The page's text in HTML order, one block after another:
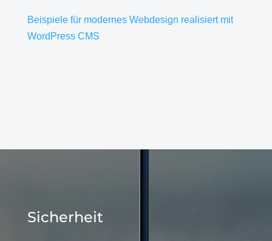
Beispiele für modernes Webdesign realisiert mit
WordPress CMS
Sicherheit